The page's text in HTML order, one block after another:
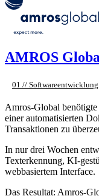
AMROS
01 // Softwareentwicklung
Amros-Global
einer automatisierten
Transaktionen zu
In nur drei Wochen
Texterkennung, KI-
webbasiertem Interface.
Das Resultat: Amros-